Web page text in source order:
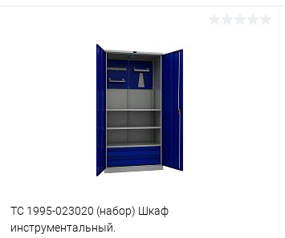
ТС 1995-023020 (набор) Шкаф
инструментальный.